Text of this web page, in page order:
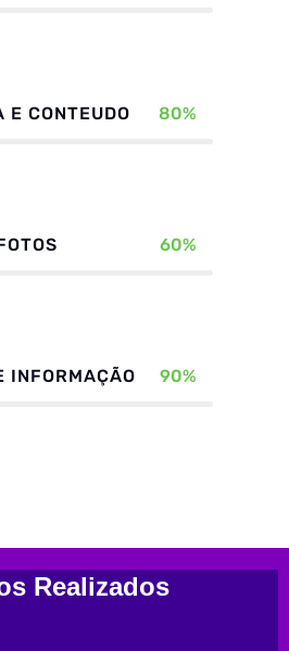
E CONTEUDO 80%
60%
INFORMAÇÃO 90%
Realizados